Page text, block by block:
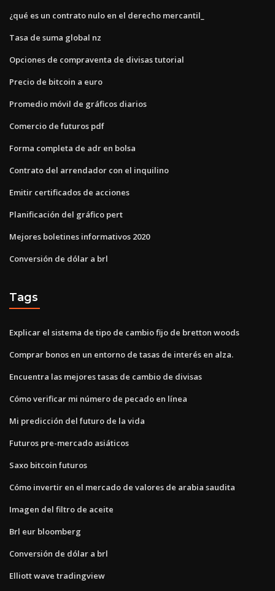
¿qué es un contrato nulo en el derecho mercantil_
Tasa de suma global nz
Opciones de compraventa de divisas tutorial
Precio de bitcoin a euro
Promedio móvil de gráficos diarios
Comercio de futuros pdf
Forma completa de adr en bolsa
Contrato del arrendador con el inquilino
Emitir certificados de acciones
Planificación del gráfico pert
Mejores boletines informativos 2020
Conversión de dólar a brl
Tags
Explicar el sistema de tipo de cambio fijo de bretton woods
Comprar bonos en un entorno de tasas de interés en alza.
Encuentra las mejores tasas de cambio de divisas
Cómo verificar mi número de pecado en línea
Mi predicción del futuro de la vida
Futuros pre-mercado asiáticos
Saxo bitcoin futuros
Cómo invertir en el mercado de valores de arabia saudita
Imagen del filtro de aceite
Brl eur bloomberg
Conversión de dólar a brl
Elliott wave tradingview